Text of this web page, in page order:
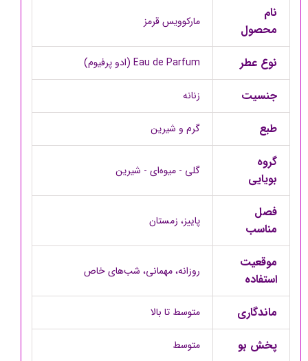
نام
محصول
مارکوویس قرمز
نوع عطر Eau de Parfum (ادو پرفیوم)
جنسیت زنانه
طبع گرم و شیرین
گروه
بویایی
گلی - میوه‌ای - شیرین
فصل
مناسب
پاییز، زمستان
موقعیت
استفاده
روزانه، مهمانی، شب‌های خاص
ماندگاری متوسط تا بالا
پخش بو متوسط